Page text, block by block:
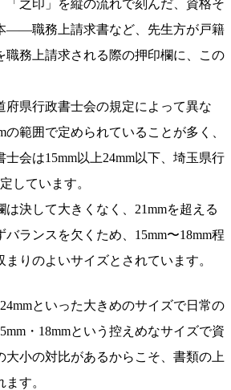
「之印」を縦の流れで刻んだ、資格そ
——職務上請求書など、先生方が戸籍
職務上請求される際の押印欄に、この
府県行政書士会の規定によって異な
の範囲で定められていることが多く、
会は15mm以上24mm以下、埼玉県行
しています。
決して大きくなく、21mmを超える
ランスを欠くため、15mm〜18mm程
りのよいサイズとされています。
といった大きめのサイズで日常の
・18mmという控えめなサイズで資
小の対比があるからこそ、書類の上
す。